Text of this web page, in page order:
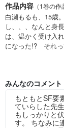
作品内容 （1巻の
白瀬もるも、15歳
し、、、なんと身
は、温かく受け入
になった!? それっ
みんなのコメント
もともとSF要
ていらした先
もしっかりと
す。 ちなみに